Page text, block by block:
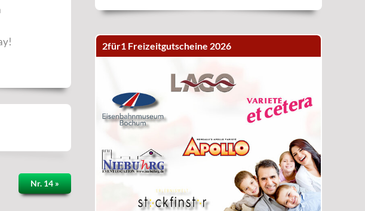
Nr. 14 »
2für1 Freizeitgutscheine 2026